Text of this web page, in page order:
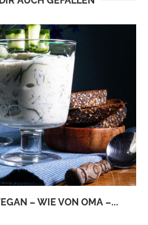
– WIE VON OMA –...